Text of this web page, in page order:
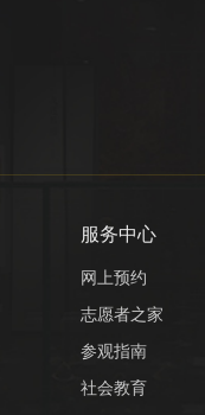
服务中心
网上预约
志愿者之家
参观指南
社会教育